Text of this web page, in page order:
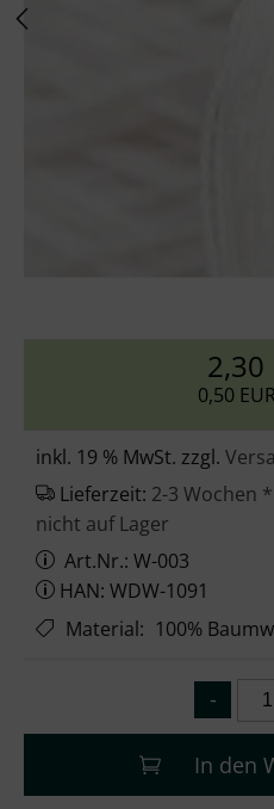
2,30
0,50
inkl. 19 % MwSt. zzgl.
Lieferzeit: 2-3 Wochen
nicht auf Lager
Art.Nr.: W-003
HAN: WDW-1091
Material: 100%
In den